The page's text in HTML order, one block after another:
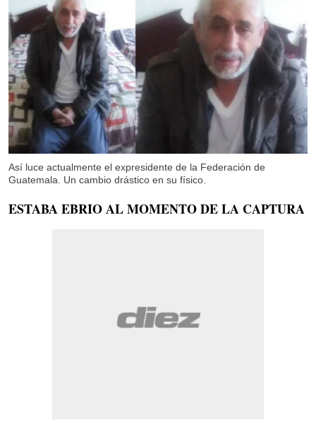
Así luce actualmente el expresidente de la Federación de
Guatemala. Un cambio drástico en su físico.
ESTABA EBRIO AL MOMENTO DE LA CAPTURA